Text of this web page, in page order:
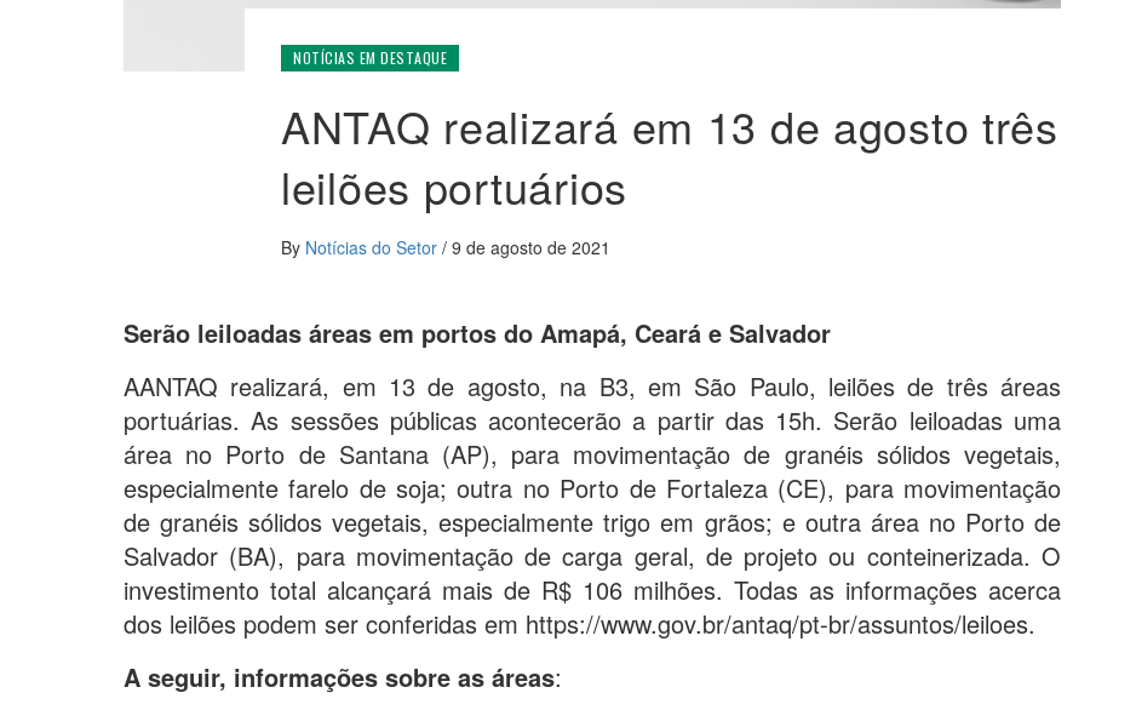
NOTÍCIAS EM DESTAQUE
ANTAQ realizará em 13 de agosto três
leilões portuários
By Notícias do Setor / 9 de agosto de 2021
Serão leiloadas áreas em portos do Amapá, Ceará e Salvador
AANTAQ realizará, em 13 de agosto, na B3, em São Paulo, leilões de três áreas
portuárias. As sessões públicas acontecerão a partir das 15h. Serão leiloadas uma
área no Porto de Santana (AP), para movimentação de granéis sólidos vegetais,
especialmente farelo de soja; outra no Porto de Fortaleza (CE), para movimentação
de granéis sólidos vegetais, especialmente trigo em grãos; e outra área no Porto de
Salvador (BA), para movimentação de carga geral, de projeto ou conteinerizada. O
investimento total alcançará mais de R$ 106 milhões. Todas as informações acerca
dos leilões podem ser conferidas em https://www.gov.br/antaq/pt-br/assuntos/leiloes.
A seguir, informações sobre as áreas: